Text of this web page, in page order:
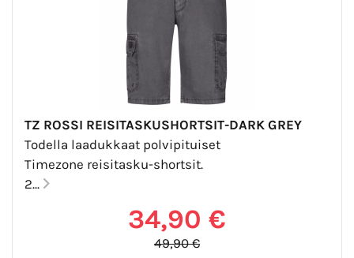
TZ ROSSI REISITASKUSHORTSIT-DARK GREY
Todella laadukkaat polvipituiset
Timezone reisitasku-shortsit.
2...
34,90 €
49,90 €